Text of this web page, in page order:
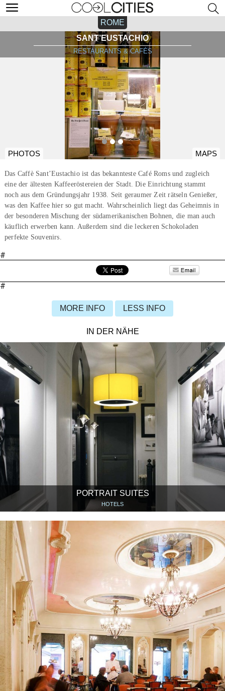
ROME
SANT’EUSTACHIO
RESTAURANTS & CAFÉS
PHOTOS MAPS
Das Caffè Sant’Eustachio ist das bekannteste Café Roms und zugleich
eine der ältesten Kaffeeröstereien der Stadt. Die Einrichtung stammt
noch aus dem Gründungsjahr 1938. Seit geraumer Zeit rätseln Genießer,
was den Kaffee hier so gut macht. Wahrscheinlich liegt das Geheimnis in
der besonderen Mischung der südamerikanischen Bohnen, die man auch
käuflich erwerben kann. Außerdem sind die leckeren Schokoladen
perfekte Souvenirs.
#
#
MORE INFO LESS INFO
IN DER NÄHE
PORTRAIT SUITES
HOTELS